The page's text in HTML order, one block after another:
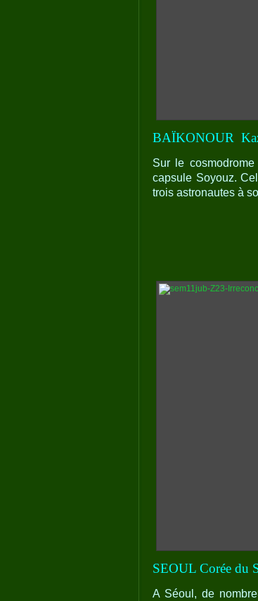
BAÏKONOUR
Sur le
capsule Soyouz.
trois astronautes à
SEOUL Corée du
A Séoul, de